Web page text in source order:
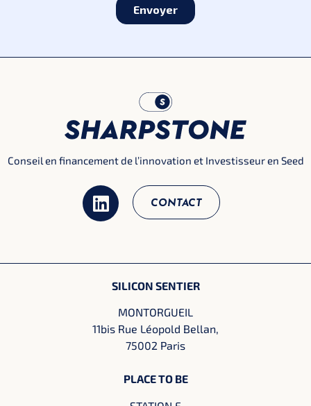
Conseil en financement de l’innovation et Investisseur en Seed
CONTACT
SILICON SENTIER
MONTORGUEIL
11bis Rue Léopold Bellan,
75002 Paris
PLACE TO BE